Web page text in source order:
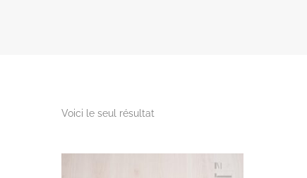
Voici le seul résultat